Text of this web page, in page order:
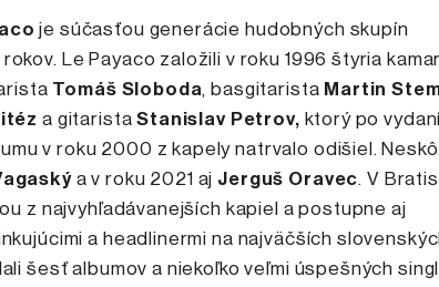
je súčasťou generácie hudobných skupín
Le Payaco založili v roku 1996 štyria
Tomáš Sloboda, basgitarista Martin
a gitaristaStanislav Petrov, ktorý po
v roku 2000 z kapely natrvalo odišiel.
a v roku 2021 aj Jerguš Oravec. V
z najvyhľadávanejších kapiel a postupne aj
a headlinermi na najväčších
šesť albumov a niekoľko veľmi úspešných